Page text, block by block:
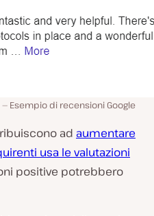
Esempio di recensioni Google
ad aumentare
usa le valutazioni
positive potrebbero